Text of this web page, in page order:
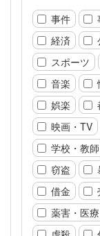
事件
経済
スポーツ
音楽
娯楽
映画・TV
学校・教師
窃盗
借金
薬害・医療